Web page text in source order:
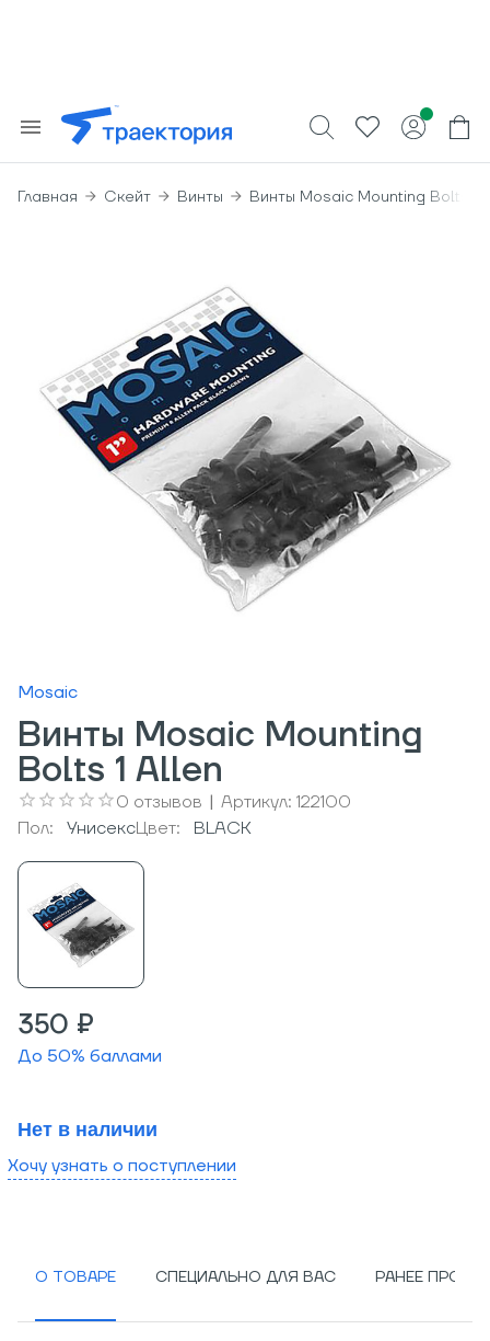
Главная Скейт Винты Винты Mosaic Mounting Bolts 1
Mosaic
Винты Mosaic Mounting
Bolts 1 Allen
0 отзывов | Артикул: 122100
Пол:
УнисексЦвет: BLACK
350 ₽
До 50% баллами
Нет в наличии
Хочу узнать о поступлении
О ТОВАРЕ СПЕЦИАЛЬНО ДЛЯ ВАС РАНЕЕ